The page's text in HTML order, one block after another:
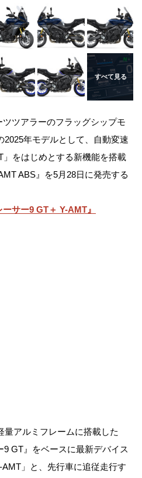
ツアラーのフラッグシップモ
2025年モデルとして、自動変速
」をはじめとする新機能を搭載
ABS』を5月28日に発売する
サー9 GT＋ Y-AMT』
アルミフレームに搭載した
GT』をベースに最新デバイス
」と、先行車に追従走行す